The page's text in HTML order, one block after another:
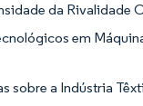
da Rivalidade
em
sobre a Indústria